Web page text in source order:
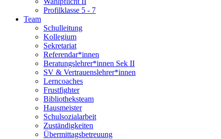
Profilklasse 5 - 7
Team
Schulleitung
Kollegium
Sekretariat
Referendar*innen
Beratungslehrer*innen Sek II
SV & Vertrauenslehrer*innen
Lerncoaches
Frustfighter
Bibliotheksteam
Hausmeister
Schulsozialarbeit
Zuständigkeiten
Übermittagsbetreuung